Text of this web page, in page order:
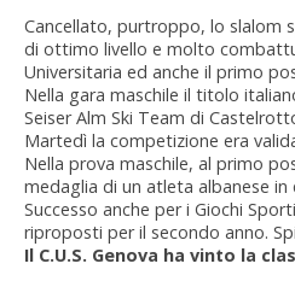
Cancellato, purtroppo, lo slalom
di ottimo livello e molto
Universitaria ed anche il primo
Nella gara maschile il titolo
Seiser Alm Ski Team di
Martedì la competizione era
Nella prova maschile, al primo
medaglia di un atleta albanese in
Successo anche per i Giochi
riproposti per il secondo anno.
Il C.U.S. Genova ha vinto la